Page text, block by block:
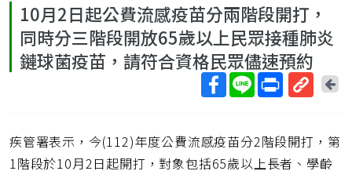
10月2日起公費流感疫苗分兩階段開打，
同時分三階段開放65歲以上民眾接種肺炎
鏈球菌疫苗，請符合資格民眾儘速預約
短
網
回
頁
疾管署表示，今(112)年度公費流感疫苗分2階段開打，第
1階段於10月2日起開打，對象包括65歲以上長者、學齡